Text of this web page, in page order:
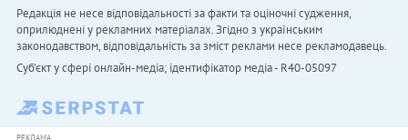
Редакція не несе відповідальності за факти та оціночні судження,
оприлюднені у рекламних матеріалах. Згідно з українським
законодавством, відповідальність за зміст реклами несе рекламодавець.
Cуб'єкт у сфері онлайн-медіа; ідентифікатор медіа - R40-05097
РЕКЛАМА